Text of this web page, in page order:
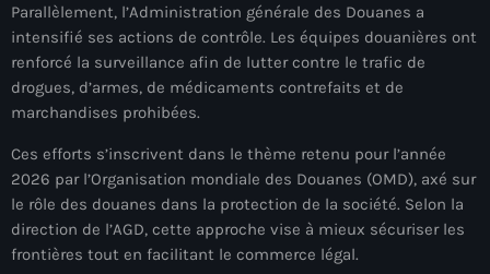
décembre 2025
novembre 2025
octobre 2025
septembre 2025
août 2025
juillet 2025
Parallèlement, l’Administration générale des Douanes a
intensifié ses actions de contrôle. Les équipes douanières ont
renforcé la surveillance afin de lutter contre le trafic de
drogues, d’armes, de médicaments contrefaits et de
marchandises prohibées.
Ces efforts s’inscrivent dans le thème retenu pour l’année
2026 par l’Organisation mondiale des Douanes (OMD), axé sur
le rôle des douanes dans la protection de la société. Selon la
direction de l’AGD, cette approche vise à mieux sécuriser les
frontières tout en facilitant le commerce légal.